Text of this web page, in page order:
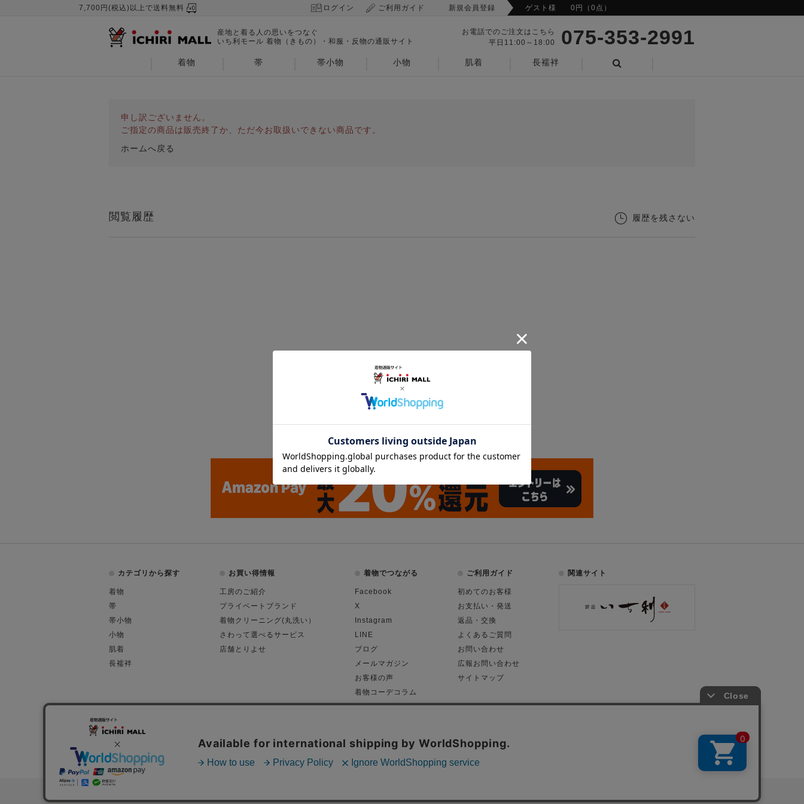
7,700円(税込)以上で送料無料 ログイン ご利用ガイド 新規会員登録 ゲスト様 0円（0点）
産地と着る人の思いをつなぐ
いち利モール 着物（きもの）・和服・反物の通販サイト
お電話でのご注文はこちら
平日11:00～18:00
075-353-2991
着物 帯 帯小物 小物 肌着
長襦袢
申し訳ございません。
ご指定の商品は販売終了か、ただ今お取扱いできない商品です。
ホームへ戻る
閲覧履歴 履歴を残さない
カテゴリから探す
着物
帯
帯小物
小物
肌着
長襦袢
お買い得情報
工房のご紹介
プライベートブランド
着物クリーニング(丸洗い）
さわって選べるサービス
店舗とりよせ
着物でつながる
Facebook
X
Instagram
LINE
ブログ
メールマガジン
お客様の声
着物コーデコラム
ご利用ガイド
初めてのお客様
お支払い・発送
返品・交換
よくあるご質問
お問い合わせ
広報お問い合わせ
サイトマップ
関連サイト